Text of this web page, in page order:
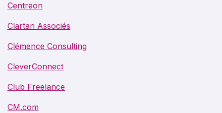
Centreon
Clartan Associés
Clémence Consulting
CleverConnect
Club Freelance
CM.com